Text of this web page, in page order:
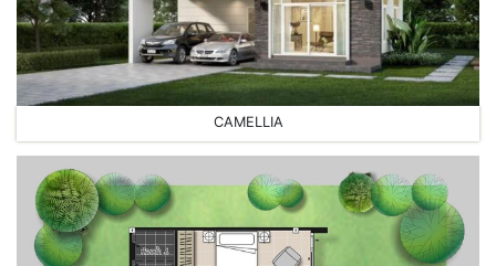
CAMELLIA